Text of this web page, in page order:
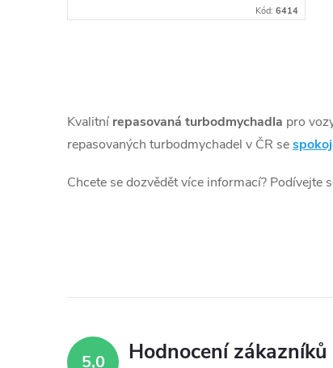
k
ů
132kW, Škoda Fabia RS 132kW, VW
Tiguan 118kW, Touran 103kW 125kW
Kód:6414
v
l
á
í
p
Kvalitní repasovaná turbodmychadla pro
repasovaných turbodmychadel v ČR se
Chcete se dozvědět více informací? Podívejte
5,0 Hodnocení zákazníků